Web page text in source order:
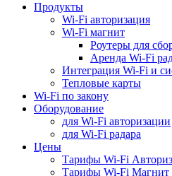
Продукты
Wi-Fi авторизация
Wi-Fi магнит
Роутеры для
Аренда Wi-Fi
Интеграция Wi-Fi и
Тепловые карты
Wi-Fi по закону
Оборудование
для Wi-Fi авторизации
для Wi-Fi радара
Цены
Тарифы Wi-Fi
Тарифы Wi-Fi Магнит